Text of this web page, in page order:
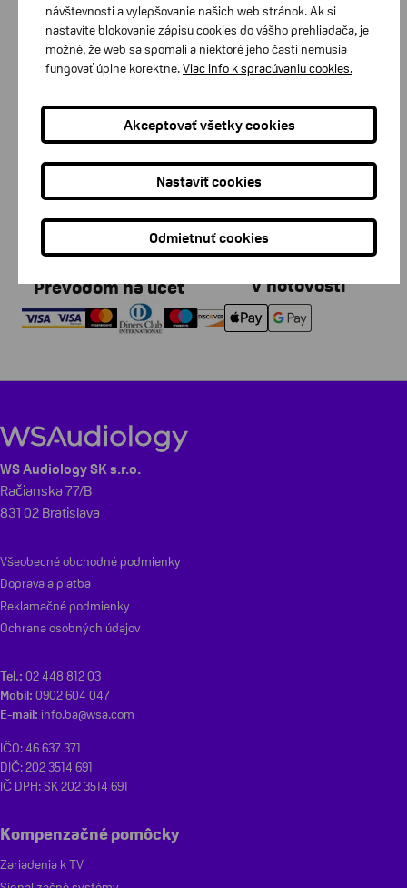
U nás môžete platiť:
Na dobierku
Prevodom na účet V hotovosti
WS Audiology SK s.r.o.
Račianska 77/B
831 02 Bratislava
Tel.: 02 448 812 03
Mobil: 0902 604 047
E-mail: info.ba@wsa.com
IČO: 46 637 371
DIČ: 202 3514 691
IČ DPH: SK 202 3514 691
Kompenzačné pomôcky
Zariadenia k TV
Všeobecné obchodné podmienky
Doprava a platba
Reklamačné podmienky
Ochrana osobných údajov
návštevnosti a vylepšovanie našich web stránok. Ak si
nastavíte blokovanie zápisu cookies do vášho prehliadača, je
možné, že web sa spomalí a niektoré jeho časti nemusia
fungovať úplne korektne.Viac info k spracúvaniu cookies.
Akceptovať všetky cookies
Nastaviť cookies
Odmietnuť cookies